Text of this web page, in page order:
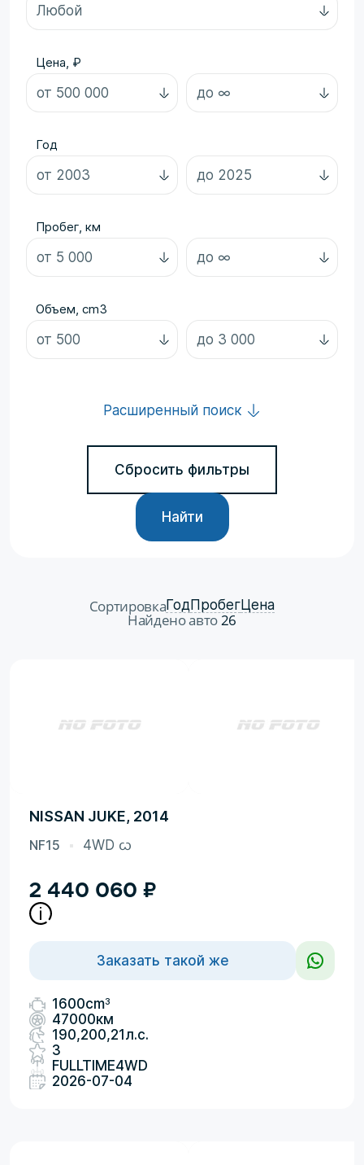
Цена, ₽
Год
Пробег, км
Объем, cm3
Расширенный поиск
Сбросить фильтры
Найти
СортировкаГодПробегЦена
Найдено авто26
NISSAN JUKE, 2014
NF15 4WD ᦍ
2 440 060 ₽
Заказать такой же
1600cm3
47000км
190,200,21л.с.
3
FULLTIME4WD
2026-07-04